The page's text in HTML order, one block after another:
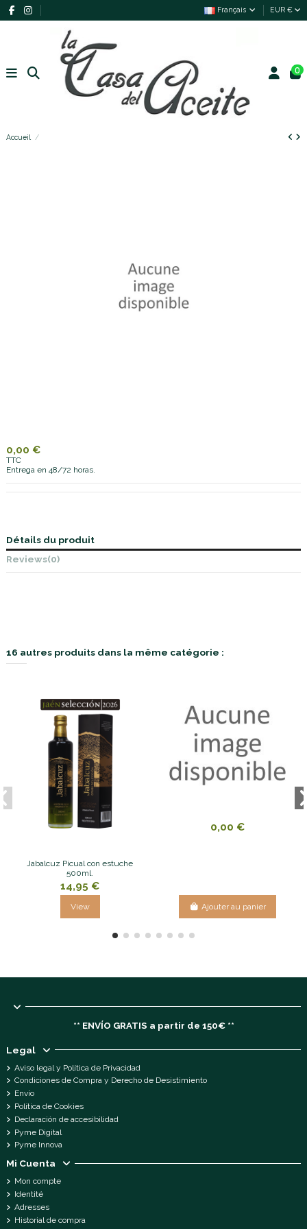
Français EUR €
0
Accueil
0,00 €
TTC
Entrega en 48/72 horas.
Détails du produit
Reviews(0)
16 autres produits dans la même catégorie :
Jabalcuz Picual con estuche
500ml.
14,95 €
View
0,00 €
Ajouter au panier
** ENVÍO GRATIS a partir de 150€ **
Legal
Aviso legal y Política de Privacidad
Condiciones de Compra y Derecho de Desistimiento
Envío
Política de Cookies
Declaración de accesibilidad
Pyme Digital
Pyme Innova
Mi Cuenta
Mon compte
Identité
Adresses
Historial de compra